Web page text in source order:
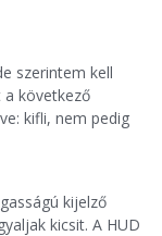
szerintem kell
következő
kifli, nem pedig
kijelző
kicsit. A HUD